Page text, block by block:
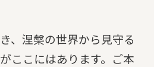
、涅槃の世界から見守る
ここにはあります。ご本